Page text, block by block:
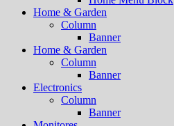
Home & Garden
Column
Banner
Home & Garden
Column
Banner
Electronics
Column
Banner